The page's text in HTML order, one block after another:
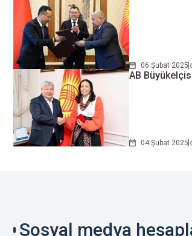
06 Şubat 2025
AB
04 Şubat 2025
Sosyal medya